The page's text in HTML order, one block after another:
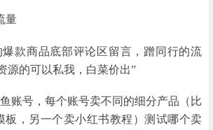
量
款商品底部评论区留言，蹭同行的流
源的可以私我，白菜价出”
账号，每个账号卖不同的细分产品（比
板，另一个卖小红书教程）测试哪个卖